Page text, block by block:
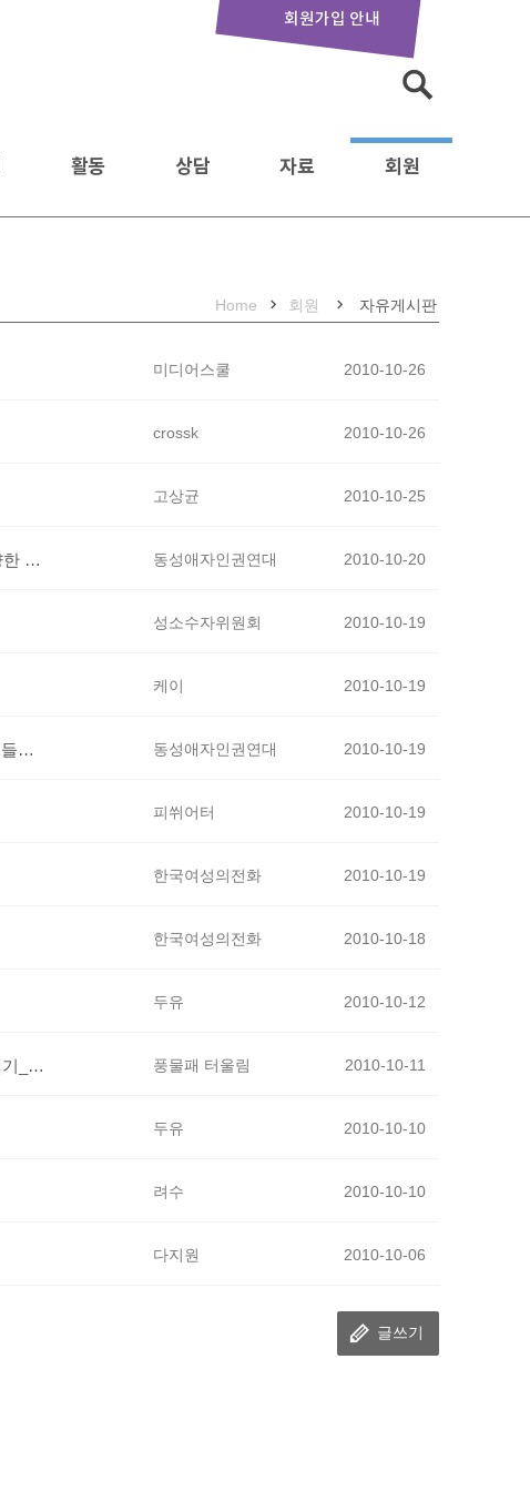
회원가입 안내
활동 상담 자료 회원
Home 회원 자유게시판
미디어스쿨 2010-10-26
crossk 2010-10-26
고상균 2010-10-25
[웹진 랑 25호] 향린교회 임보라 목사 인터뷰. HIV/AIDS인권팀 발족 등 다양한 내용들을 만나보세요^… 동성애자인권연대 2010-10-20
성소수자위원회 2010-10-19
케이 2010-10-19
10월30일. 청소년 성소수자들의 작지만 의미있는 파티 '새로고침'에 여러분들을 초대합니다. ^^ 동성애자인권연대 2010-10-19
피쒸어터 2010-10-19
한국여성의전화 2010-10-19
한국여성의전화 2010-10-18
두유 2010-10-12
<2010 가을굿>풍물판굿 보러 오는 길 안내_아이들과 손에손잡고 함께즐기기_.^^ 풍물패 터울림 2010-10-11
두유 2010-10-10
려수 2010-10-10
다지원 2010-10-06
글쓰기